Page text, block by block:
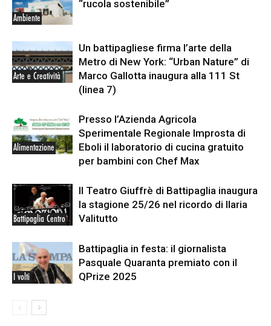
Ambiente
“rucola sostenibile”
Arte e Creatività
Un battipagliese firma l’arte della
Metro di New York: “Urban Nature” di
Marco Gallotta inaugura alla 111 St
(linea 7)
Alimentazione
Presso l’Azienda Agricola
Sperimentale Regionale Improsta di
Eboli il laboratorio di cucina gratuito
per bambini con Chef Max
Battipaglia Centro
Il Teatro Giuffrè di Battipaglia inaugura
la stagione 25/26 nel ricordo di Ilaria
Valitutto
I volti
Battipaglia in festa: il giornalista
Pasquale Quaranta premiato con il
QPrize 2025